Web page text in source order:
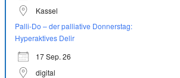
Kassel
Palli-Do – der palliative Donnerstag:
Hyperaktives Delir
17 Sep. 26
digital